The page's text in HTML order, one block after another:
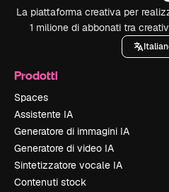
La piattaforma creativa per
1 milione di abbonati tra
Prodotti
Spaces
Assistente IA
Generatore di immagini IA
Generatore di video IA
Sintetizzatore vocale IA
Contenuti stock